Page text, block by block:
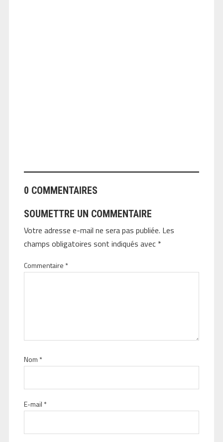
0 COMMENTAIRES
SOUMETTRE UN COMMENTAIRE
Votre adresse e-mail ne sera pas publiée. Les
champs obligatoires sont indiqués avec *
Commentaire *
Nom *
E-mail *